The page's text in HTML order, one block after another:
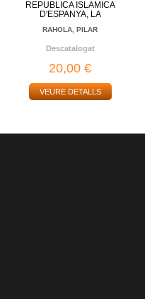
REPUBLICA ISLAMICA
D'ESPANYA, LA
RAHOLA, PILAR
Descatalogat
20,00 €
VEURE DETALLS